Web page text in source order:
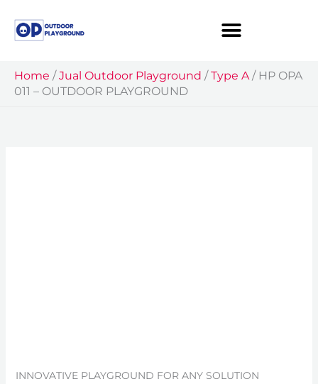
content
Home /Jual Outdoor Playground /Type A/ HP OPA
011 – OUTDOOR PLAYGROUND
INNOVATIVE PLAYGROUND FOR ANY SOLUTION